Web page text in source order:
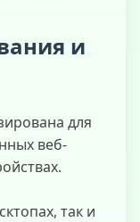
и
для
веб-
так и